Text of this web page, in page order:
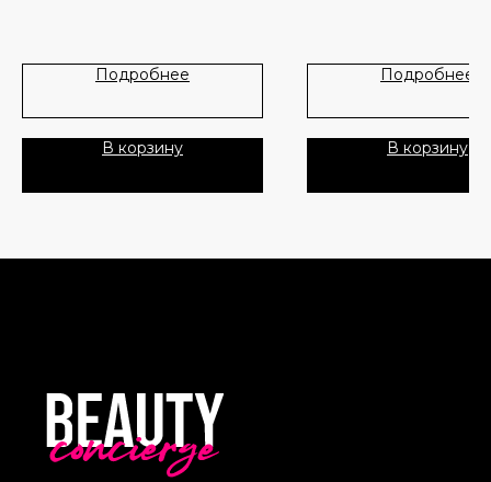
Подробнее
В корзину
Подробнее
В корзину
О нас
Лидеры продаж